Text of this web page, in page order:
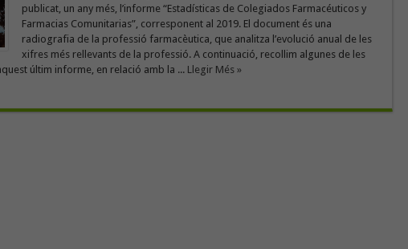
publicat, un any més, l’informe “Estadísticas de Colegiados Farmacéuticos y
Farmacias Comunitarias”, corresponent al 2019. El document és una
radiografia de la professió farmacèutica, que analitza l’evolució anual de les
xifres més rellevants de la professió. A continuació, recollim algunes de les
últim informe, en relació amb la ... Llegir Més »